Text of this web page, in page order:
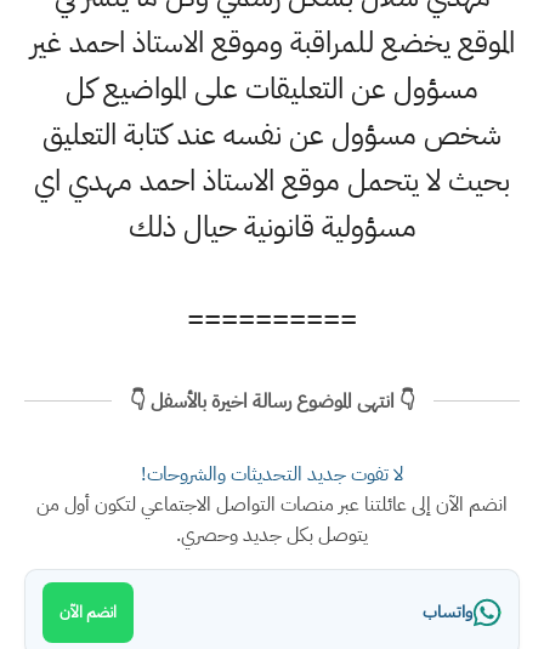
الموقع يخضع للمراقبة وموقع الاستاذ احمد غير
مسؤول عن التعليقات على المواضيع كل
شخص مسؤول عن نفسه عند كتابة التعليق
بحيث لا يتحمل موقع الاستاذ احمد مهدي اي
مسؤولية قانونية حيال ذلك
==========
👇 انتهى الموضوع رسالة اخيرة بالأسفل 👇
لا تفوت جديد التحديثات والشروحات!
انضم الآن إلى عائلتنا عبر منصات التواصل الاجتماعي لتكون أول من
يتوصل بكل جديد وحصري.
واتساب انضم الآن